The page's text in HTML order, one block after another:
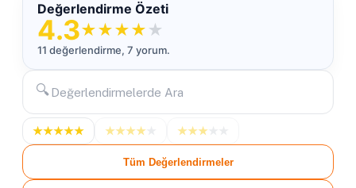
Değerlendirme Özeti
4.3★★★★ ★
11 değerlendirme, 7 yorum.
🔍
★★★★★ ★★★★ ★★★
Tüm Değerlendirmeler